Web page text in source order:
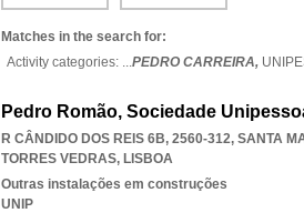
Matches in the search for:
Activity categories: ...PEDRO CARREIRA,
Pedro Romão, Sociedade
R CÂNDIDO DOS REIS 6B, 2560-312, SANTA
TORRES VEDRAS, LISBOA
Outras instalações em construções
UNIP